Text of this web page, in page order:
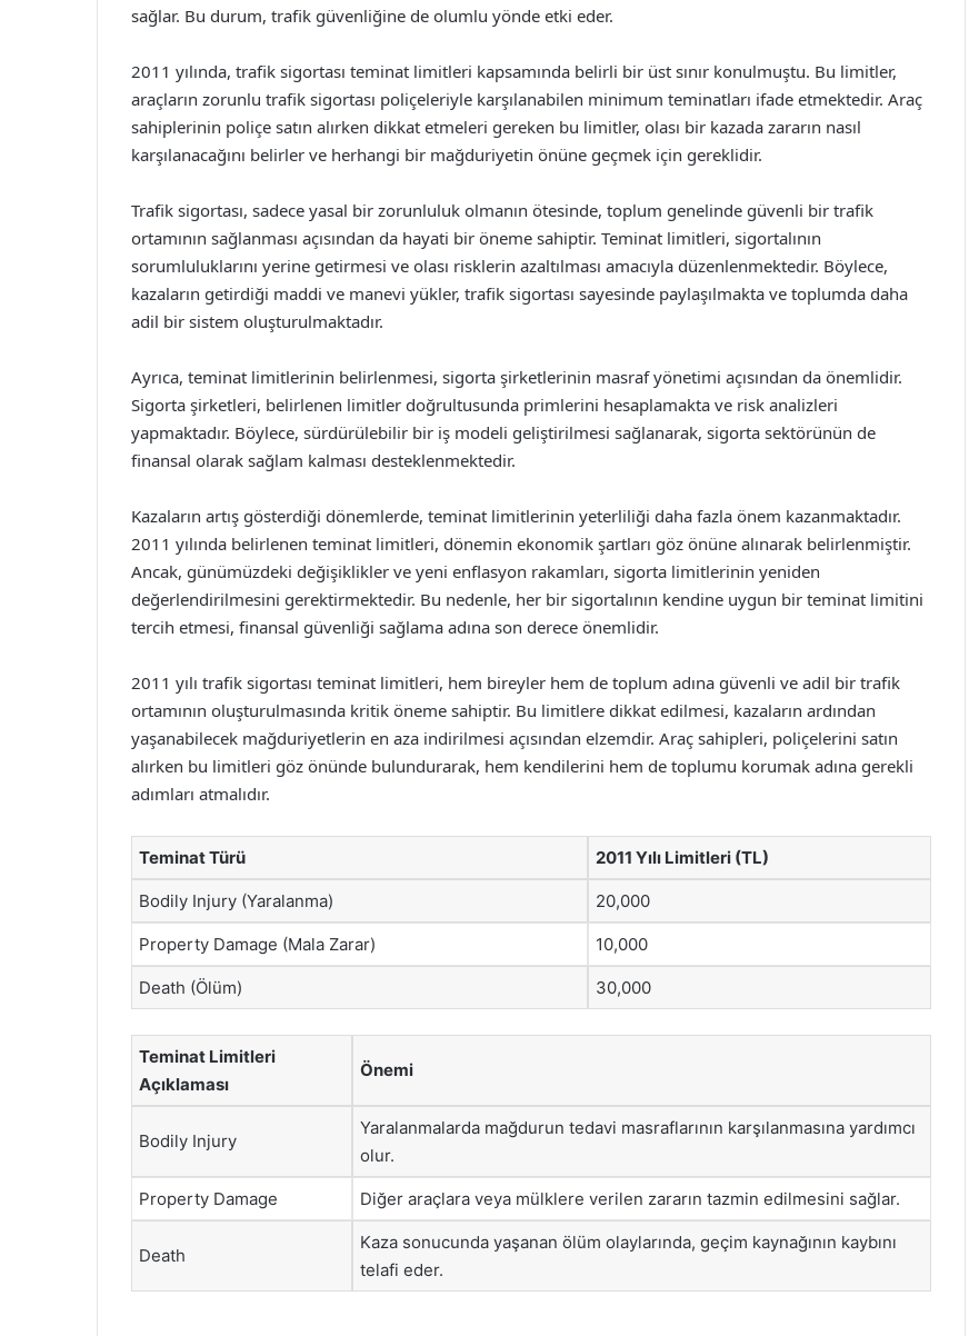
sağlar. Bu durum, trafik güvenliğine de olumlu yönde etki eder.
2011 yılında, trafik sigortası teminat limitleri kapsamında belirli bir üst sınır konulmuştu. Bu limitler,
araçların zorunlu trafik sigortası poliçeleriyle karşılanabilen minimum teminatları ifade etmektedir. Araç
sahiplerinin poliçe satın alırken dikkat etmeleri gereken bu limitler, olası bir kazada zararın nasıl
karşılanacağını belirler ve herhangi bir mağduriyetin önüne geçmek için gereklidir.
Trafik sigortası, sadece yasal bir zorunluluk olmanın ötesinde, toplum genelinde güvenli bir trafik
ortamının sağlanması açısından da hayati bir öneme sahiptir. Teminat limitleri, sigortalının
sorumluluklarını yerine getirmesi ve olası risklerin azaltılması amacıyla düzenlenmektedir. Böylece,
kazaların getirdiği maddi ve manevi yükler, trafik sigortası sayesinde paylaşılmakta ve toplumda daha
adil bir sistem oluşturulmaktadır.
Ayrıca, teminat limitlerinin belirlenmesi, sigorta şirketlerinin masraf yönetimi açısından da önemlidir.
Sigorta şirketleri, belirlenen limitler doğrultusunda primlerini hesaplamakta ve risk analizleri
yapmaktadır. Böylece, sürdürülebilir bir iş modeli geliştirilmesi sağlanarak, sigorta sektörünün de
finansal olarak sağlam kalması desteklenmektedir.
Kazaların artış gösterdiği dönemlerde, teminat limitlerinin yeterliliği daha fazla önem kazanmaktadır.
2011 yılında belirlenen teminat limitleri, dönemin ekonomik şartları göz önüne alınarak belirlenmiştir.
Ancak, günümüzdeki değişiklikler ve yeni enflasyon rakamları, sigorta limitlerinin yeniden
değerlendirilmesini gerektirmektedir. Bu nedenle, her bir sigortalının kendine uygun bir teminat limitini
tercih etmesi, finansal güvenliği sağlama adına son derece önemlidir.
2011 yılı trafik sigortası teminat limitleri, hem bireyler hem de toplum adına güvenli ve adil bir trafik
ortamının oluşturulmasında kritik öneme sahiptir. Bu limitlere dikkat edilmesi, kazaların ardından
yaşanabilecek mağduriyetlerin en aza indirilmesi açısından elzemdir. Araç sahipleri, poliçelerini satın
alırken bu limitleri göz önünde bulundurarak, hem kendilerini hem de toplumu korumak adına gerekli
adımları atmalıdır.
Teminat Türü 2011 Yılı Limitleri (TL)
Bodily Injury (Yaralanma) 20,000
Property Damage (Mala Zarar) 10,000
Death (Ölüm) 30,000
Teminat Limitleri
Açıklaması
Önemi
Bodily Injury
Yaralanmalarda mağdurun tedavi masraflarının karşılanmasına yardımcı
olur.
Property Damage Diğer araçlara veya mülklere verilen zararın tazmin edilmesini sağlar.
Death
Kaza sonucunda yaşanan ölüm olaylarında, geçim kaynağının kaybını
telafi eder.